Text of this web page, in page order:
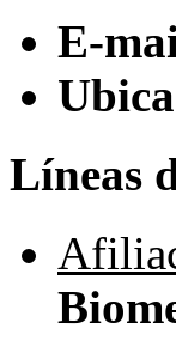
E-
Líneas